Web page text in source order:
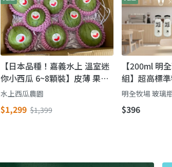
【日本品種！嘉義水上 溫室迷
你小西瓜 6~8顆裝】皮薄 果肉
脆 一餐一顆剛剛好
水上西瓜農園
$1,299 $1,399
【200ml 明
組】超高標
第二代瞞著
命鮮奶
明全牧場 玻璃
$396